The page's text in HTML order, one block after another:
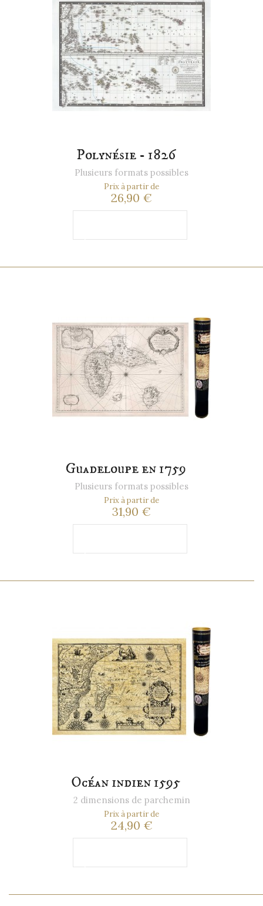
Polynésie - 1826
Plusieurs formats possibles
Prix à partir de
26,90 €
Guadeloupe en 1759
Plusieurs formats possibles
Prix à partir de
31,90 €
Océan indien 1595
2 dimensions de parchemin
Prix à partir de
24,90 €